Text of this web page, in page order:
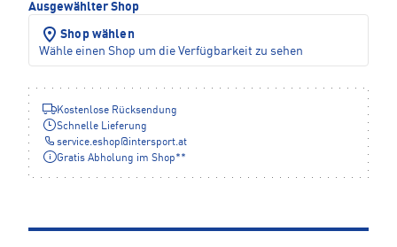
Ausgewählter Shop
Shop wählen
Wähle einen Shop um die Verfügbarkeit zu sehen
Kostenlose Rücksendung
Schnelle Lieferung
service.eshop@ intersport.at
Gratis Abholung im Shop**